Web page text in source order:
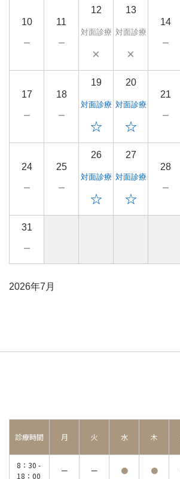
10
－
11
－
12
対面診療
×
13
対面診療
×
14
－
17
－
18
－
19
対面診療
☆
20
対面診療
☆
21
－
24
－
25
－
26
対面診療
☆
27
対面診療
☆
28
－
31
－
2026年7月
診療時間 月 火 水 木
8：30 -
18：00
ー ー ● ●